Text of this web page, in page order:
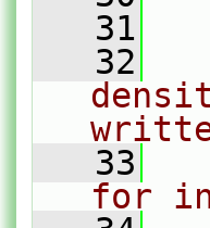
   31
   32
   33
for